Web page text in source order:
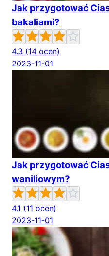
Jak przygotować
bakaliami?
4.3 (14 ocen)
2023-11-01
Jak przygotować
waniliowym?
4.1 (11 ocen)
2023-11-01